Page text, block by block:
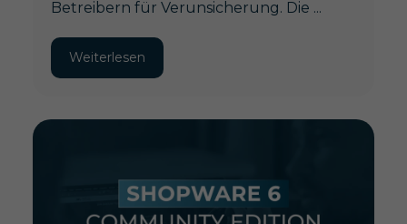
Betreibern für Verunsicherung. Die ...
Weiterlesen